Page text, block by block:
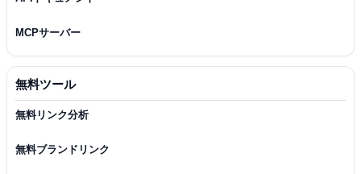
MCPサーバー
無料ツール
無料リンク分析
無料ブランドリンク